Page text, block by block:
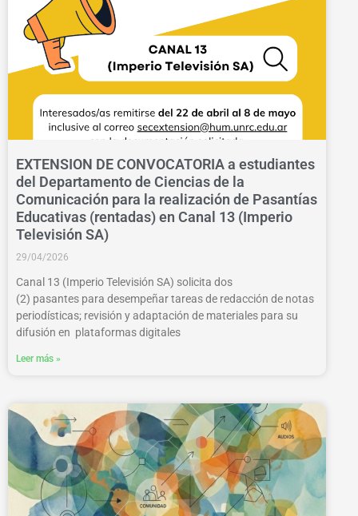
EXTENSION DE CONVOCATORIA a estudiantes
del Departamento de Ciencias de la
Comunicación para la realización de Pasantías
Educativas (rentadas) en Canal 13 (Imperio
Televisión SA)
29/04/2026
Canal 13 (Imperio Televisión SA) solicita dos
(2) pasantes para desempeñar tareas de redacción de notas
periodísticas; revisión y adaptación de materiales para su
difusión en plataformas digitales
Leer más »